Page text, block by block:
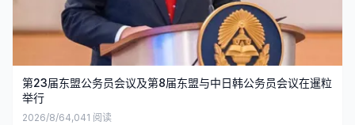
第23届东盟公务员会议及第8届东盟与中日韩公务员会议在暹粒
举行
2026/8/64,041 阅读